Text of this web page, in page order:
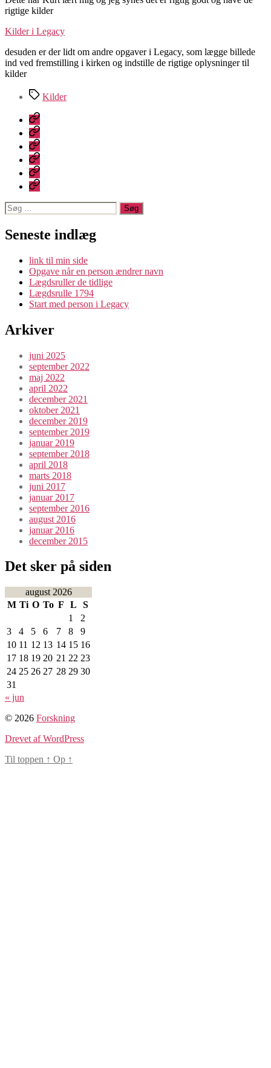
rigtige kilder
Kilder i Legacy
desuden er der lidt om andre opgaver i Legacy, som lægge billede
ind ved fremstilling i kirken og indstille de rigtige oplysninger til
kilder
TagsKilder
Velkommen
til
Slægtsforskning
Lægdsruller
Programmer
til
slægtsforskning
Login
Kontakt
mig
Legacy
Søg
efter:
Seneste indlæg
link til min side
Opgave når en person ændrer navn
Lægdsruller de tidlige
Lægdsrulle 1794
Start med person i Legacy
Arkiver
juni 2025
september 2022
maj 2022
april 2022
december 2021
oktober 2021
december 2019
september 2019
januar 2019
september 2018
april 2018
marts 2018
juni 2017
januar 2017
september 2016
august 2016
januar 2016
december 2015
Det sker på siden
august 2026
M Ti O To F L
S
1
2
3
4 5 6 7 8
9
10 11 12 13 14 15 16
17 18 19 20 21 22 23
24 25 26 27 28 29 30
31
« jun
© 2026 Forskning
Drevet af WordPress
Til toppen ↑ Op ↑